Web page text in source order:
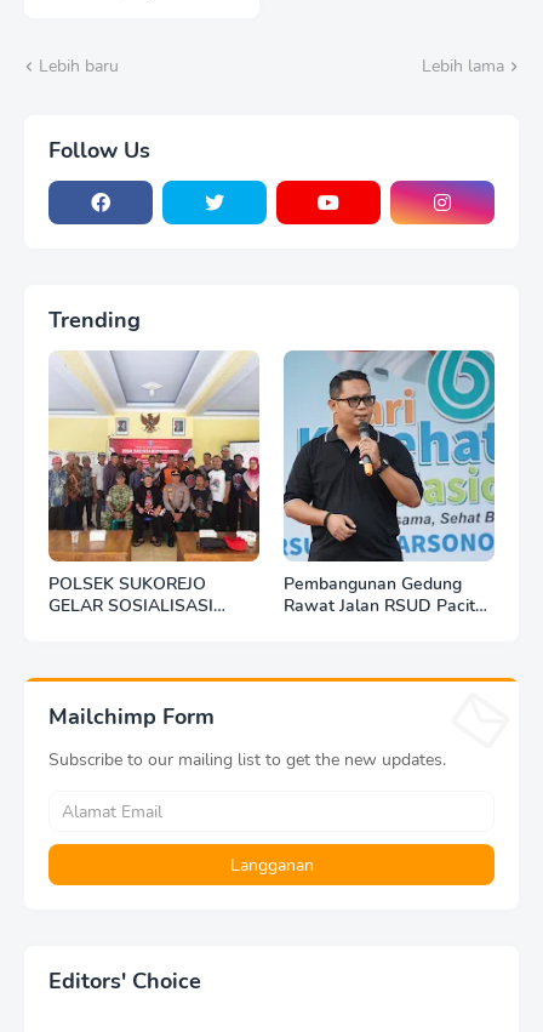
Lebih baru Lebih lama
Follow Us
Trending
POLSEK SUKOREJO
GELAR SOSIALISASI
Pembangunan Gedung
Rawat Jalan RSUD Pacitan
Mailchimp Form
Subscribe to our mailing list to get the new updates.
Editors' Choice